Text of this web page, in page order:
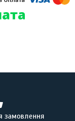
замовлення